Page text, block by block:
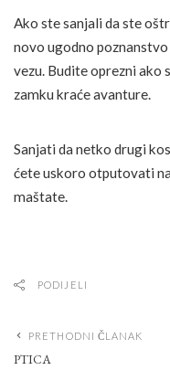
Ako ste sanjali da ste
novo ugodno
vezu. Budite oprezni ako
zamku kraće avanture.
Sanjati da netko drugi
ćete uskoro otputovati
maštate.
PODIJELI
PRETHODNI ČLANAK
PTICA